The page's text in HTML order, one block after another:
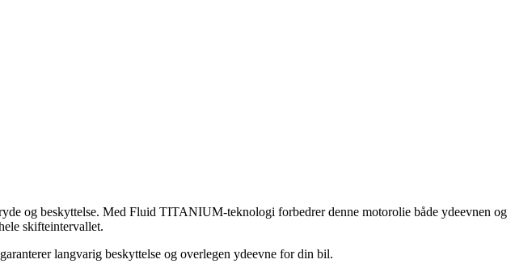
og beskyttelse. Med Fluid TITANIUM-teknologi forbedrer denne motorolie både ydeevnen og
skifteintervallet.
langvarig beskyttelse og overlegen ydeevne for din bil.